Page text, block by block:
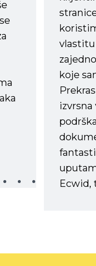
koje
Ecwid,